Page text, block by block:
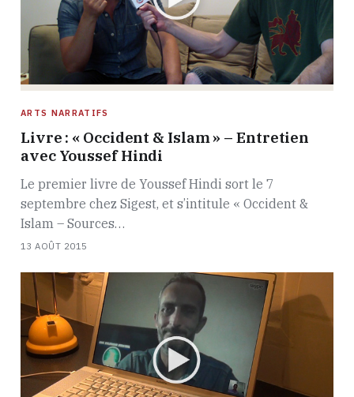
ARTS NARRATIFS
Livre : « Occident & Islam » – Entretien
avec Youssef Hindi
Le premier livre de Youssef Hindi sort le 7
septembre chez Sigest, et s’intitule « Occident &
Islam – Sources…
13 AOÛT 2015